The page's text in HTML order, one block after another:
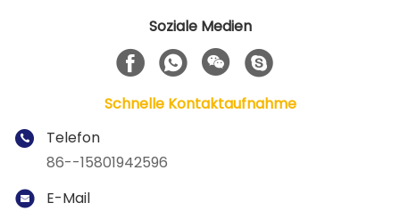
Soziale Medien
Schnelle Kontaktaufnahme
Telefon
86--15801942596
E-Mail